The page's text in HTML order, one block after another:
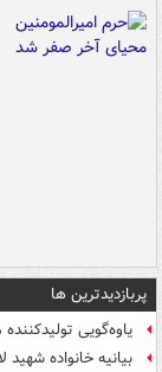
پربازدیدترین ها
یاوه‌گویی
بیانیه خانواده شهید